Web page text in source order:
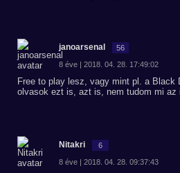
janoarsenal 56
8 éve | 2018. 04. 28. 17:49:02
Free to play lesz, vagy mint pl. a Black
olvasok ezt is, azt is, nem tudom mi az
Nitakri 6
8 éve | 2018. 04. 28. 09:37:43